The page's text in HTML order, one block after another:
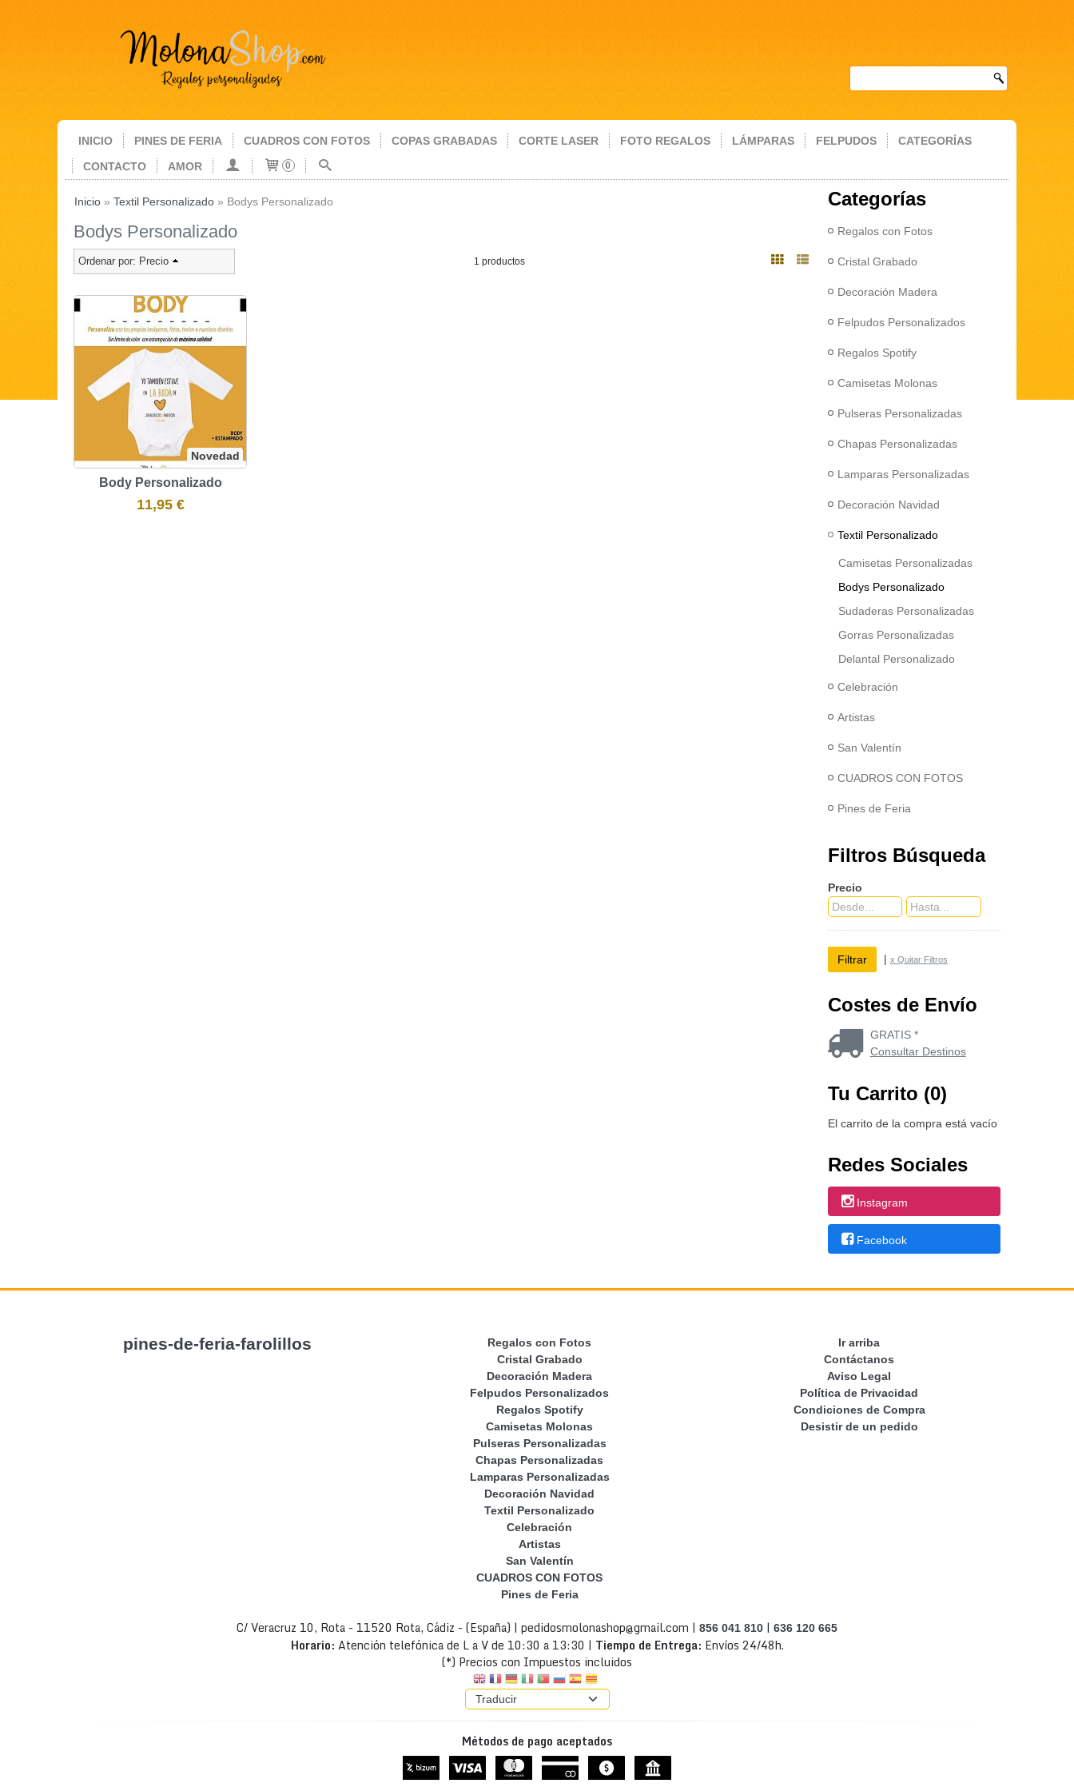
INICIO PINES DE FERIA CUADROS CON FOTOS COPAS GRABADAS CORTE LASER FOTO REGALOS LÁMPARAS FELPUDOS
CATEGORÍAS
CONTACTO
AMOR 0
Inicio » Textil Personalizado » Bodys Personalizado
Bodys Personalizado
Ordenar por: Precio 1 productos
Novedad
Body Personalizado
11,95 €
Categorías
Regalos con Fotos
Cristal Grabado
Decoración Madera
Felpudos Personalizados
Regalos Spotify
Camisetas Molonas
Pulseras Personalizadas
Chapas Personalizadas
Lamparas Personalizadas
Decoración Navidad
Textil Personalizado
Camisetas Personalizadas
Bodys Personalizado
Sudaderas Personalizadas
Gorras Personalizadas
Delantal Personalizado
Celebración
Artistas
San Valentín
CUADROS CON FOTOS
Pines de Feria
Filtros Búsqueda
Precio
| x Quitar Filtros
Costes de Envío
GRATIS *
Consultar Destinos
Tu Carrito (0)
El carrito de la compra está vacío
Redes Sociales
Instagram
Facebook
pines-de-feria-farolillos
Regalos con Fotos
Cristal Grabado
Decoración Madera
Felpudos Personalizados
Regalos Spotify
Camisetas Molonas
Pulseras Personalizadas
Chapas Personalizadas
Lamparas Personalizadas
Decoración Navidad
Textil Personalizado
Celebración
Artistas
San Valentín
CUADROS CON FOTOS
Pines de Feria
Ir arriba
Contáctanos
Aviso Legal
Política de Privacidad
Condiciones de Compra
Desistir de un pedido
C/ Veracruz 10, Rota - 11520 Rota, Cádiz - (España) | pedidosmolonashop@gmail.com | 856 041 810 | 636 120 665
Horario: Atención telefónica de L a V de 10:30 a 13:30 | Tiempo de Entrega: Envíos 24/48h.
(*) Precios con Impuestos incluidos
Métodos de pago aceptados